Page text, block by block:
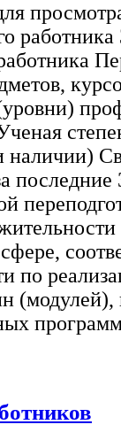
работника
наличии)
последние
по
(модулей),